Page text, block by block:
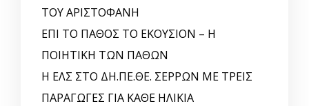
ΤΟΥ ΑΡΙΣΤΟΦΑΝΗ
ΕΠΙ ΤΟ ΠΑΘΟΣ ΤΟ ΕΚΟΥΣΙΟΝ – Η
ΠΟΙΗΤΙΚΗ ΤΩΝ ΠΑΘΩΝ
Η ΕΛΣ ΣΤΟ ΔΗ.ΠΕ.ΘΕ. ΣΕΡΡΩΝ ΜΕ ΤΡΕΙΣ
ΠΑΡΑΓΩΓΕΣ ΓΙΑ ΚΑΘΕ ΗΛΙΚΙΑ